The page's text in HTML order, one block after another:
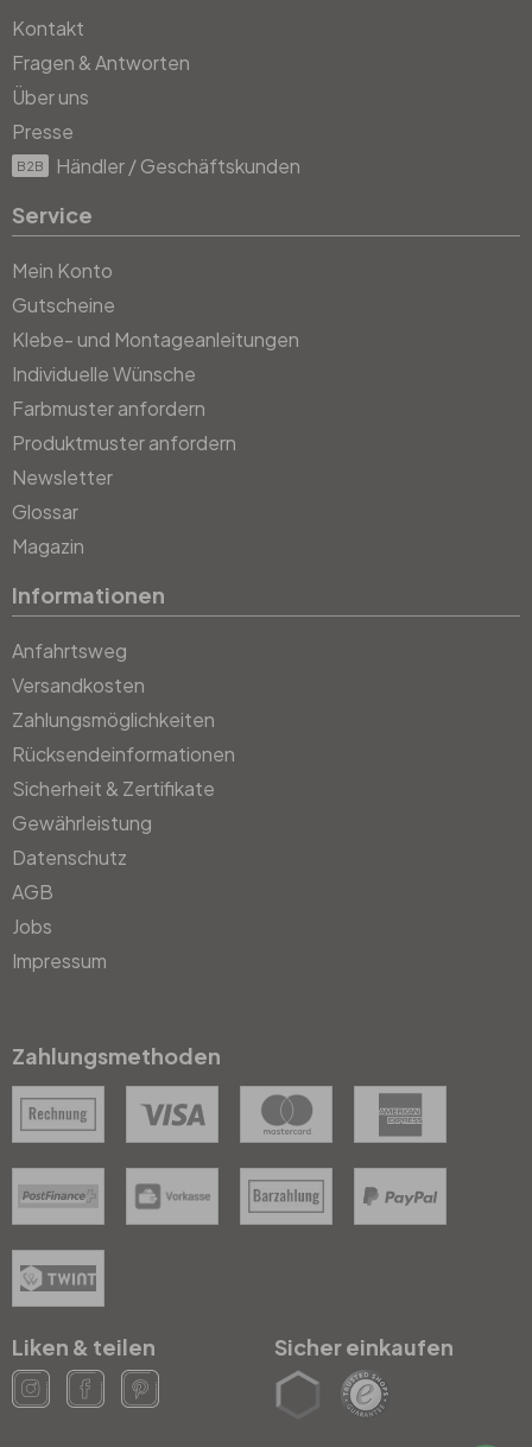
Kontakt
Fragen & Antworten
Über uns
Presse
B2B Händler / Geschäftskunden
Service
Mein Konto
Gutscheine
Klebe- und Montageanleitungen
Individuelle Wünsche
Farbmuster anfordern
Produktmuster anfordern
Newsletter
Glossar
Magazin
Informationen
Anfahrtsweg
Versandkosten
Zahlungsmöglichkeiten
Rücksendeinformationen
Sicherheit & Zertifikate
Gewährleistung
Datenschutz
AGB
Jobs
Impressum
Zahlungsmethoden
Liken & teilen Sicher einkaufen